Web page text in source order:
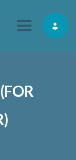
Toggle